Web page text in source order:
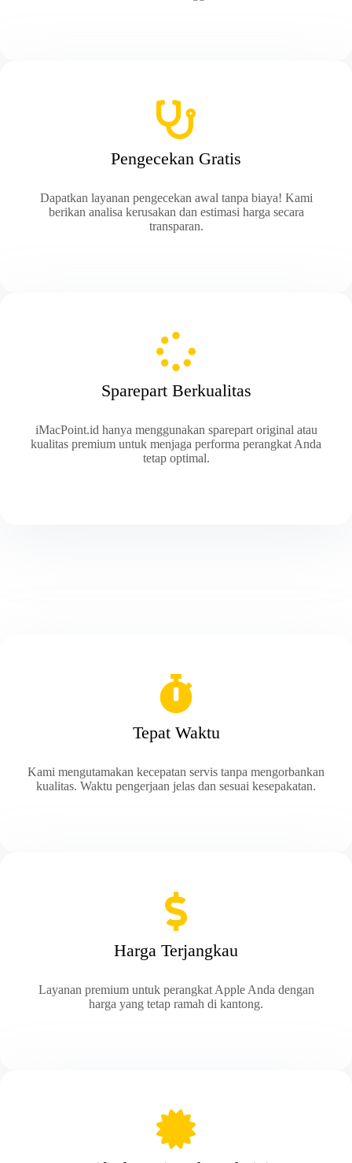
Pengecekan Gratis
Dapatkan layanan pengecekan awal tanpa biaya! Kami
berikan analisa kerusakan dan estimasi harga secara
transparan.
Sparepart Berkualitas
iMacPoint.id hanya menggunakan sparepart original atau
kualitas premium untuk menjaga performa perangkat Anda
tetap optimal.
Tepat Waktu
Kami mengutamakan kecepatan servis tanpa mengorbankan
kualitas. Waktu pengerjaan jelas dan sesuai kesepakatan.
Harga Terjangkau
Layanan premium untuk perangkat Apple Anda dengan
harga yang tetap ramah di kantong.